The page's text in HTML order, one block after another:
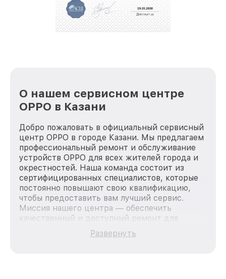
О нашем сервисном центре
OPPO в Казани
Добро пожаловать в официальный сервисный
центр OPPO в городе Казани. Мы предлагаем
профессиональный ремонт и обслуживание
устройств OPPO для всех жителей города и
окрестностей. Наша команда состоит из
сертифицированных специалистов, которые
постоянно повышают свою квалификацию,
чтобы предоставить вам лучший сервис.
Миссия нашего центра — обеспечить
качественный и доступный ремонт для
каждого пользователя продукции OPPO, вне
зависимости от сложности поломки. Мы
Развернуть